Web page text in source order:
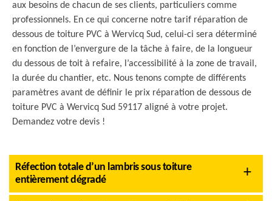
aux besoins de chacun de ses clients, particuliers comme
professionnels. En ce qui concerne notre tarif réparation de
dessous de toiture PVC à Wervicq Sud, celui-ci sera déterminé
en fonction de l’envergure de la tâche à faire, de la longueur
du dessous de toit à refaire, l’accessibilité à la zone de travail,
la durée du chantier, etc. Nous tenons compte de différents
paramètres avant de définir le prix réparation de dessous de
toiture PVC à Wervicq Sud 59117 aligné à votre projet.
Demandez votre devis !
Réfection totale d’un lambris sous toiture
entièrement dégradé